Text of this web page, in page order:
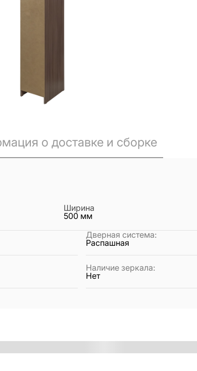
о доставке и сборке
Ширина
500 мм
Дверная система:
Распашная
Наличие зеркала:
Нет